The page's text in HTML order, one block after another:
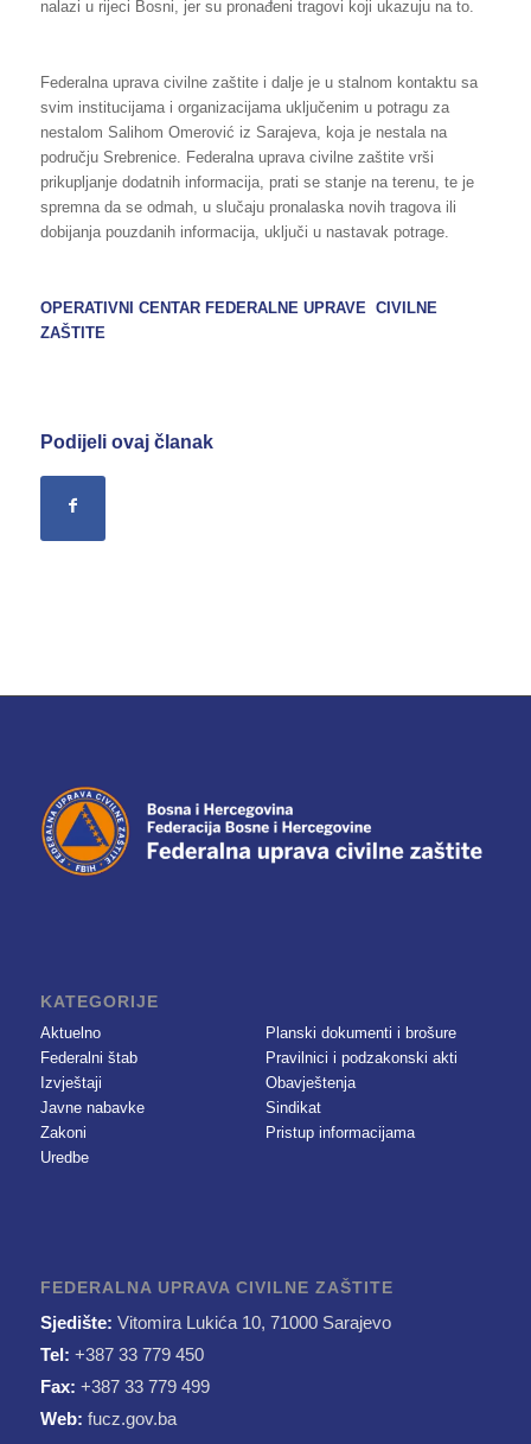
nalazi u rijeci Bosni, jer su pronađeni tragovi koji ukazuju na to.
Federalna uprava civilne zaštite i dalje je u stalnom kontaktu sa
svim institucijama i organizacijama uključenim u potragu za
nestalom Salihom Omerović iz Sarajeva, koja je nestala na
području Srebrenice. Federalna uprava civilne zaštite vrši
prikupljanje dodatnih informacija, prati se stanje na terenu, te je
spremna da se odmah, u slučaju pronalaska novih tragova ili
dobijanja pouzdanih informacija, uključi u nastavak potrage.
OPERATIVNI CENTAR FEDERALNE UPRAVE CIVILNE
ZAŠTITE
Podijeli ovaj članak
KATEGORIJE
Aktuelno
Federalni štab
Izvještaji
Javne nabavke
Zakoni
Uredbe
Planski dokumenti i brošure
Pravilnici i podzakonski akti
Obavještenja
Sindikat
Pristup informacijama
FEDERALNA UPRAVA CIVILNE ZAŠTITE
Sjedište: Vitomira Lukića 10, 71000 Sarajevo
Tel: +387 33 779 450
Fax: +387 33 779 499
Web: fucz.gov.ba